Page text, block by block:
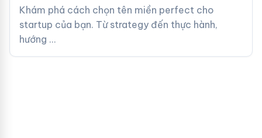
Khám phá cách chọn tên miền perfect cho
startup của bạn. Từ strategy đến thực hành,
hướng …